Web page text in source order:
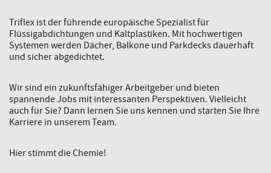
Triflex ist der führende europäische Spezialist für
Flüssigabdichtungen und Kaltplastiken. Mit hochwertigen
Systemen werden Dächer, Balkone und Parkdecks dauerhaft
und sicher abgedichtet.
Wir sind ein zukunftsfähiger Arbeitgeber und bieten
spannende Jobs mit interessanten Perspektiven. Vielleicht
auch für Sie? Dann lernen Sie uns kennen und starten Sie Ihre
Karriere in unserem Team.
Hier stimmt die Chemie!